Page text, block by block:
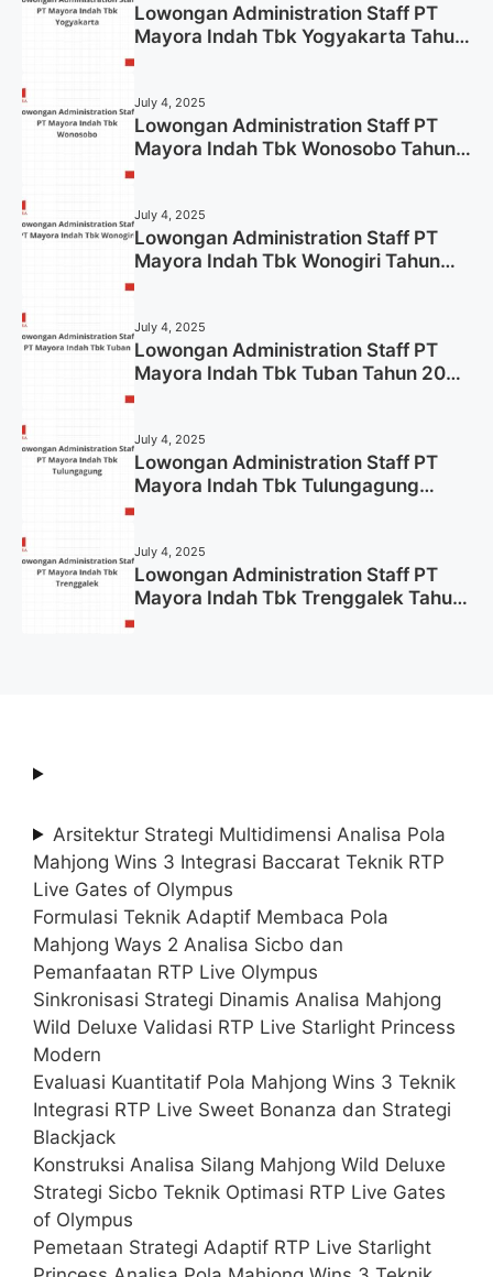
Lowongan Administration Staff PT
Mayora Indah Tbk Yogyakarta Tahun
July 4, 2025
Lowongan Administration Staff PT
Mayora Indah Tbk Wonosobo Tahun
July 4, 2025
Lowongan Administration Staff PT
Mayora Indah Tbk Wonogiri Tahun
July 4, 2025
Lowongan Administration Staff PT
Mayora Indah Tbk Tuban Tahun 2025
July 4, 2025
Lowongan Administration Staff PT
Mayora Indah Tbk Tulungagung
July 4, 2025
Lowongan Administration Staff PT
Mayora Indah Tbk Trenggalek Tahun
Arsitektur Strategi Multidimensi Analisa Pola
Mahjong Wins 3 Integrasi Baccarat Teknik RTP
Live Gates of Olympus
Formulasi Teknik Adaptif Membaca Pola
Mahjong Ways 2 Analisa Sicbo dan
Pemanfaatan RTP Live Olympus
Sinkronisasi Strategi Dinamis Analisa Mahjong
Wild Deluxe Validasi RTP Live Starlight Princess
Modern
Evaluasi Kuantitatif Pola Mahjong Wins 3 Teknik
Integrasi RTP Live Sweet Bonanza dan Strategi
Blackjack
Konstruksi Analisa Silang Mahjong Wild Deluxe
Strategi Sicbo Teknik Optimasi RTP Live Gates
of Olympus
Pemetaan Strategi Adaptif RTP Live Starlight